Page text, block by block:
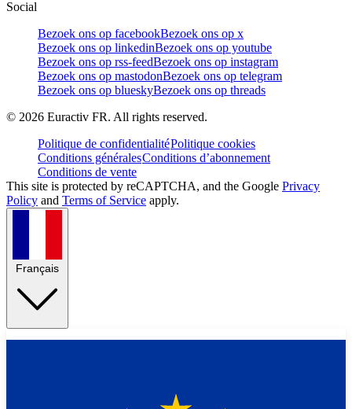
Social
Bezoek ons op facebookBezoek ons op x
Bezoek ons op linkedinBezoek ons op youtube
Bezoek ons op rss-feedBezoek ons op instagram
Bezoek ons op mastodonBezoek ons op telegram
Bezoek ons op blueskyBezoek ons op threads
© 2026 Euractiv FR. All rights reserved.
Politique de confidentialitéPolitique cookies
Conditions généralesConditions d’abonnement
Conditions de vente
This site is protected by reCAPTCHA, and the Google Privacy
Policy and Terms of Service apply.
Français